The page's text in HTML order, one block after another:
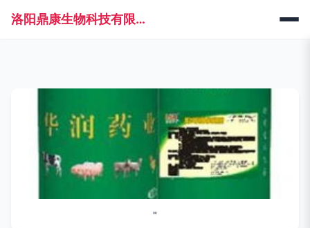
洛阳鼎康生物科技有限公司
"